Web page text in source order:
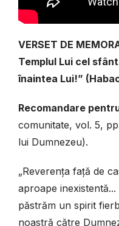
VERSET DE
Templul Lui cel
înaintea Lui!”
Recomandare
comunitate, vol. 5,
lui Dumnezeu).
„Reverența față de
aproape
păstrăm un spirit
noastră către